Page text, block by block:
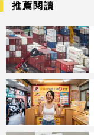
推薦閱讀